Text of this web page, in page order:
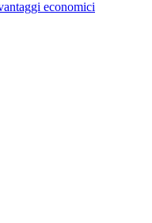
economici